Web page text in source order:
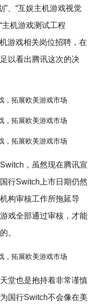
”、“互娱主机游戏视觉
主机游戏测试工程
游戏相关岗位招聘，在
以看出腾讯这次的决
，虽然现在腾讯宣
行Switch上市日期仍然
构审核工作所拖延导
戏全部通过审核，才能
。
堂也是抱持着非常谨慎
国行Switch不会像在美